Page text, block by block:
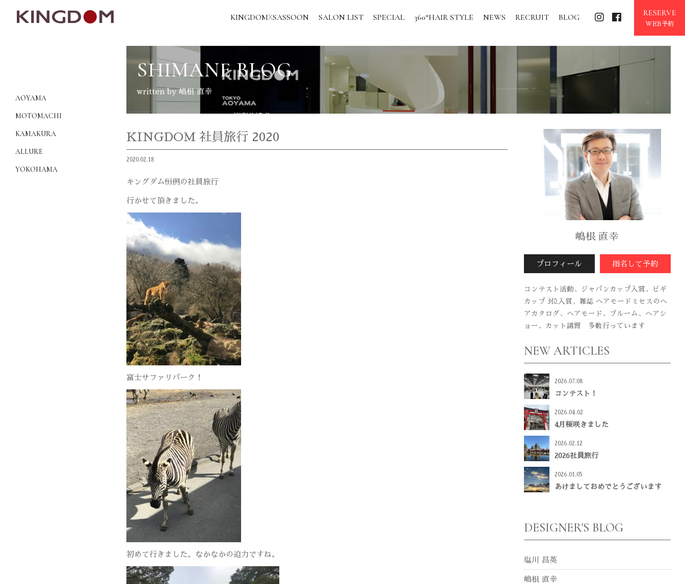
KINGDOMXSASSOON SALON LIST SPECIAL 360°HAIR STYLE NEWS RECRUIT BLOG RESERVE
WEB予約
AOYAMA
MOTOMACHI
KAMAKURA
ALLURE
YOKOHAMA
SHIMANE BLOG
written by 嶋根 直幸
KINGDOM 社員旅行 2020
2020.02.18
キングダム恒例の社員旅行
行かせて頂きました。
富士サファリパーク！
初めて行きました。なかなかの迫力ですね。
嶋根 直幸
プロフィール 指名して予約
コンテスト活動、ジャパンカップ入賞、ビギ
カップ 3位入賞、雑誌 ヘアモードミセスのヘ
アカタログ、ヘアモード、ブルーム、ヘアシ
ョー、カット講習 多数行っています
NEW ARTICLES
2026.07.08
コンテスト！
2026.04.02
4月桜咲きました
2026.02.12
2026社員旅行
2026.01.05
あけましておめでとうございます
DESIGNER'S BLOG
塩川 昌英
嶋根 直幸